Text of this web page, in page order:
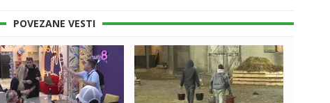
POVEZANE VESTI